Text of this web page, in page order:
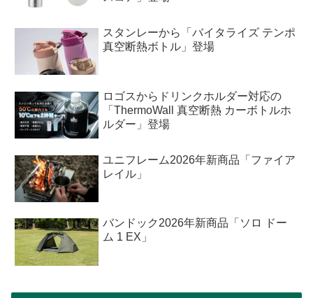
スタンレーから「バイタライズ テンポ
真空断熱ボトル」登場
ロゴスからドリンクホルダー対応の
「ThermoWall 真空断熱 カーボトルホ
ルダー」登場
ユニフレーム2026年新商品「ファイア
レイル」
バンドック2026年新商品「ソロ ドー
ム 1 EX」